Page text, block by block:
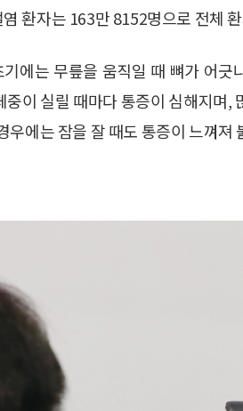
환자는 163만 8152명으로 전체
에는 무릎을 움직일 때 뼈가 어
중이 실릴 때마다 통증이 심해지며,
우에는 잠을 잘 때도 통증이 느껴져